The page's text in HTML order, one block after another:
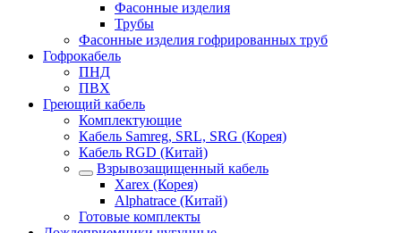
Фасонные изделия
Трубы
Фасонные изделия гофрированных труб
Гофрокабель
ПНД
ПВХ
Греющий кабель
Комплектующие
Кабель Samreg, SRL, SRG (Корея)
Кабель RGD (Китай)
Взрывозащищенный кабель
Xarex (Корея)
Alphatrace (Китай)
Готовые комплекты